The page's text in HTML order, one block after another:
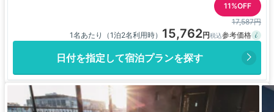
11%OFF
17,587円
1名あたり（1泊2名利用時） 15,762
日付を指定して宿泊プランを探す